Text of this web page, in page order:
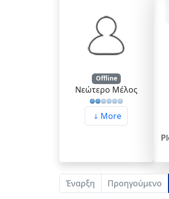
Offline
Νεώτερο Μέλος
More
Έναρξη Προηγούμενο